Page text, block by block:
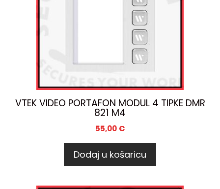
VTEK VIDEO PORTAFON MODUL 4 TIPKE DMR
821 M4
55,00€
Dodaj u košaricu